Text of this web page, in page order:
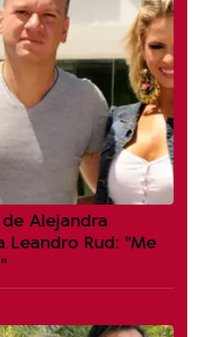
Alejandra
Rud: "Me